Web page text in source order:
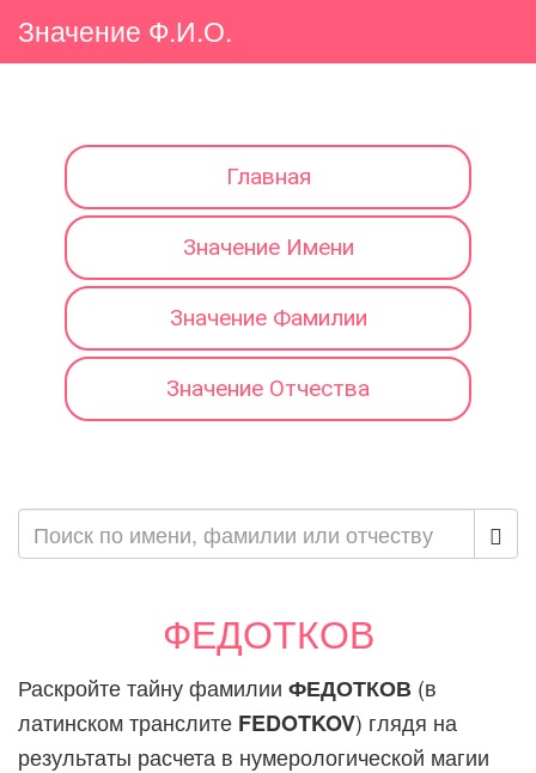
Значение Ф.И.О.
Главная
Значение Имени
Значение Фамилии
Значение Отчества
ФЕДОТКОВ
Раскройте тайну фамилии ФЕДОТКОВ (в
латинском транслите FEDOTKOV) глядя на
результаты расчета в нумерологической магии